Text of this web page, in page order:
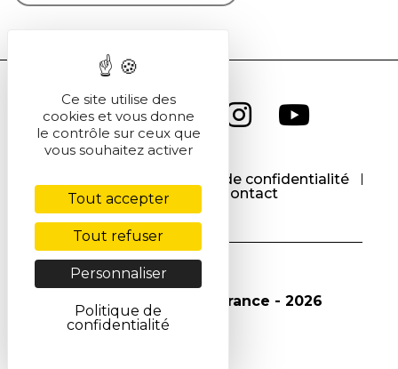
Politique de confidentialité
Cookies
Contact
© Société Chimique de France - 2026
Ce site utilise des
cookies et vous donne
le contrôle sur ceux que
vous souhaitez activer
Tout accepter
Tout refuser
Personnaliser
Politique de
confidentialité